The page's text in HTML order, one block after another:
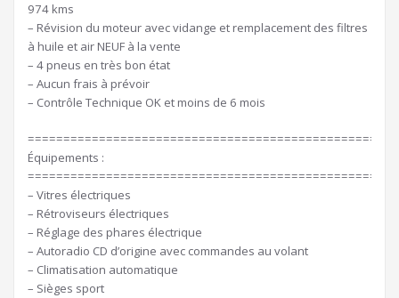
974 kms
– Révision du moteur avec vidange et remplacement des filtres
à huile et air NEUF à la vente
– 4 pneus en très bon état
– Aucun frais à prévoir
– Contrôle Technique OK et moins de 6 mois
Équipements :
– Vitres électriques
– Rétroviseurs électriques
– Réglage des phares électrique
– Autoradio CD d’origine avec commandes au volant
– Climatisation automatique
– Sièges sport